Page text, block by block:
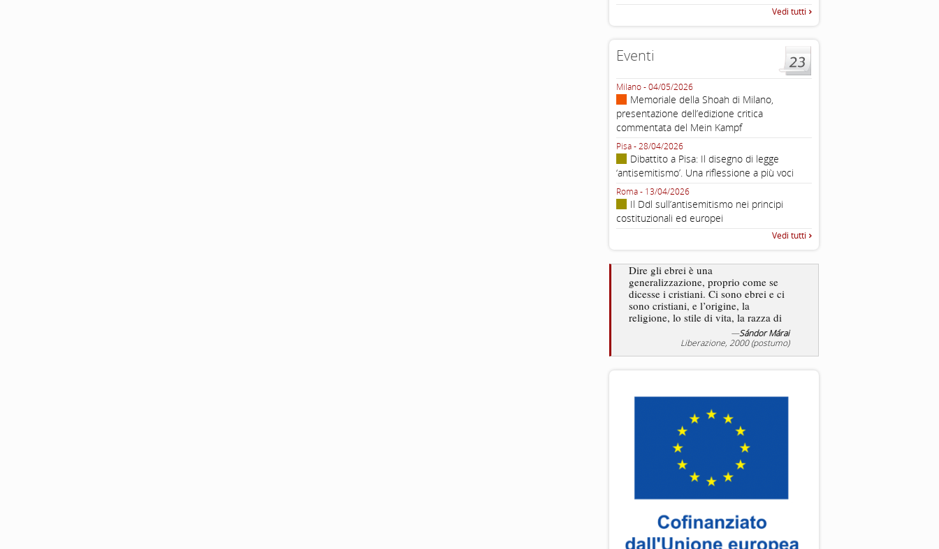
Vedi tutti
Eventi
Milano - 04/05/2026
Memoriale della Shoah di Milano,
presentazione dell’edizione critica
commentata del Mein Kampf
Pisa - 28/04/2026
Dibattito a Pisa: Il disegno di legge
‘antisemitismo’. Una riflessione a più voci
Roma - 13/04/2026
Il Ddl sull’antisemitismo nei principi
costituzionali ed europei
Vedi tutti
Dire gli ebrei è una
generalizzazione, proprio come se
dicesse i cristiani. Ci sono ebrei e ci
sono cristiani, e l’origine, la
religione, lo stile di vita, la razza di
sicuro comportano tanti tratti...
—Sándor Márai
Liberazione, 2000 (postumo)